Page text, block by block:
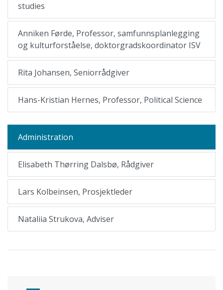
studies
Anniken Førde, Professor, samfunnsplanlegging
og kulturforståelse, doktorgradskoordinator ISV
Rita Johansen, Seniorrådgiver
Hans-Kristian Hernes, Professor, Political Science
Administration
Elisabeth Thørring Dalsbø, Rådgiver
Lars Kolbeinsen, Prosjektleder
Nataliia Strukova, Adviser